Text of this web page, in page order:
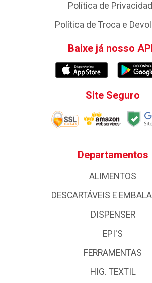
Política de
Política de Troca e
Baixe já nosso
Site Seguro
Departamentos
ALIMENTOS
DESCARTÁVEIS E
DISPENSER
EPI'S
FERRAMENTAS
HIG. TEXTIL